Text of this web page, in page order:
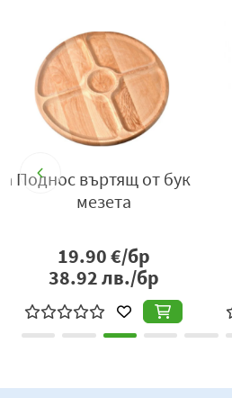
Поднос въртящ от бук
мезета
19.90€/бр
38.92лв./бр